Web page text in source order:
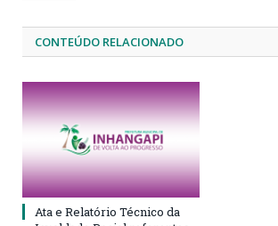
CONTEÚDO RELACIONADO
Ata e Relatório Técnico da